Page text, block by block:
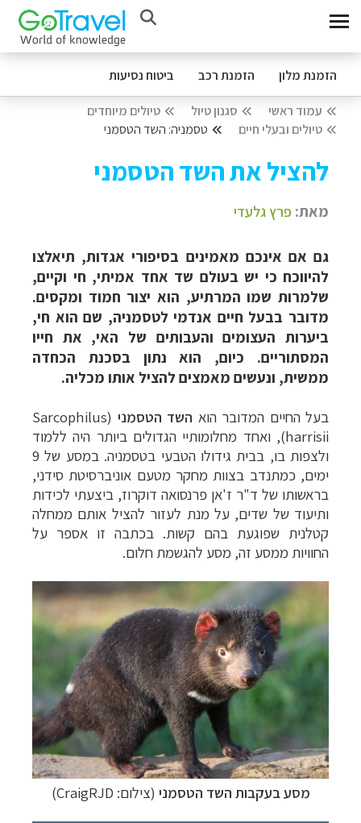
הזמנת מלון הזמנת רכב ביטוח נסיעות
עמוד ראשי סגנון טיול
טיולים מיוחדים
טיולים ובעלי חיים
טסמניה: השד הטסמני
להציל את השד הטסמני
מאת: פרץ גלעדי
גם אם אינכם מאמינים בסיפורי אגדות, תיאלצו
להיווכח כי יש בעולם שד אחד אמיתי, חי וקיים,
שלמרות שמו המרתיע, הוא יצור חמוד ומקסים.
מדובר בבעל חיים אנדמי לטסמניה, שם הוא חי,
ביערות העצומים והעבותים של האי, את חייו
המסתוריים. כיום, הוא נתון בסכנת הכחדה
ממשית, ונעשים מאמצים להציל אותו מכליה.
בעל החיים המדובר הוא השד הטסמני (
Sarcophilus
harrisii
),ואחד מחלומותיי הגדולים ביותר היה ללמוד
ולצפות בו, בבית גידולו הטבעי בטסמניה. במסע של 9
ימים, כמתנדב בצוות מחקר מטעם אוניברסיטת סידני,
בראשותו של ד"ר ז'אן פרנסואה דוקרוז, ביצעתי לכידות
ותיעוד של שדים, על מנת לעזור להציל אותם ממחלה
קטלנית שפוגעת בהם קשות. בכתבה זו אספר על
החוויות ממסע זה, מסע להגשמת חלום.
מסע בעקבות השד הטסמני (צילום: CraigRJD)